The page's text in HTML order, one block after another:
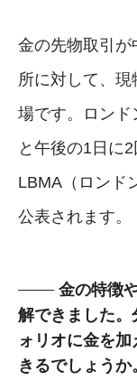
金の先物取引が
所に対して、
場です。ロン
と午後の1日に
LBMA（ロンド
公表されます。
金の特徴
解できました。
ォリオに金を
きるでしょうか